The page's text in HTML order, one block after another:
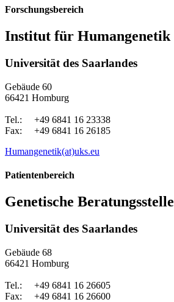
Forschungsbereich
Institut für Humangenetik
Universität des Saarlandes
Gebäude 60
66421 Homburg
Tel.: +49 6841 16 23338
Fax: +49 6841 16 26185
Humangenetik(at)uks.eu
Patientenbereich
Genetische Beratungsstelle
Universität des Saarlandes
Gebäude 68
66421 Homburg
Tel.: +49 6841 16 26605
Fax: +49 6841 16 26600